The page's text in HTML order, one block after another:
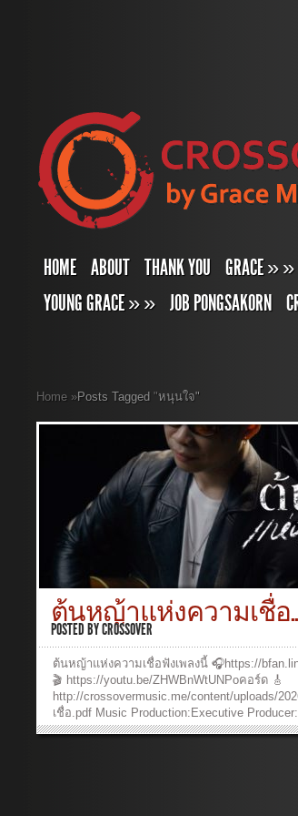
HOME ABOUT THANK YOU GRACE»»
YOUNG GRACE»» JOB PONGSAKORN
Home »Posts Tagged"หนุนใจ"
ต้นหญ้าแห่งความเชื่อ
POSTED BYCROSSOVER
ต้นหญ้าแห่งความเชื่อฟังเพลงนี้ 🎧https://
🎬 https://youtu.be/ZHWBnWtUNPoคอร์ด 🎸
http://crossovermusic.me/content/uploads/
เชื่อ.pdf Music Production:Executive
YongpiyakulProducer: Ruangkit